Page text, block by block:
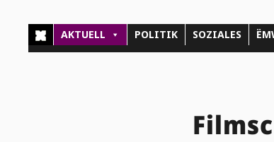
AKTUELL POLITIK SOZIALES